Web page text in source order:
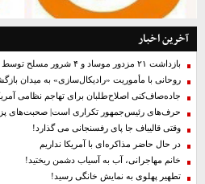
آخرین اخبار
بازداشت ۲۱ مزدور موساد و ۴ شرور مسلح توسط وزارت اطلاعات
روحانی با مأموریت «رادیکال‌سازی» به میدان
جاده‌صاف‌کنی اصلاح‌طلبان برای تهاجم نظامی
حرف‌های رئیس‌جمهور تکراری است| صحبت‌های
وقتی قالیباف جا پای رفسنجانی می گذارد!
در حال حاضر مذاکره‌ای با آمریکا نداریم
خانم مهاجرانی، آب به آسیاب دشمن ریختید!
تطهیر پهلوی به نمایش خانگی رسید!